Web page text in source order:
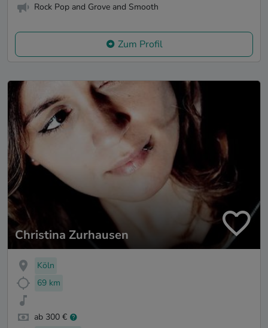
Rock Pop and Grove and Smooth
Zum Profil
Christina Zurhausen
Köln
69 km
ab 300 €